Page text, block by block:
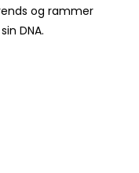
og rammer
DNA.